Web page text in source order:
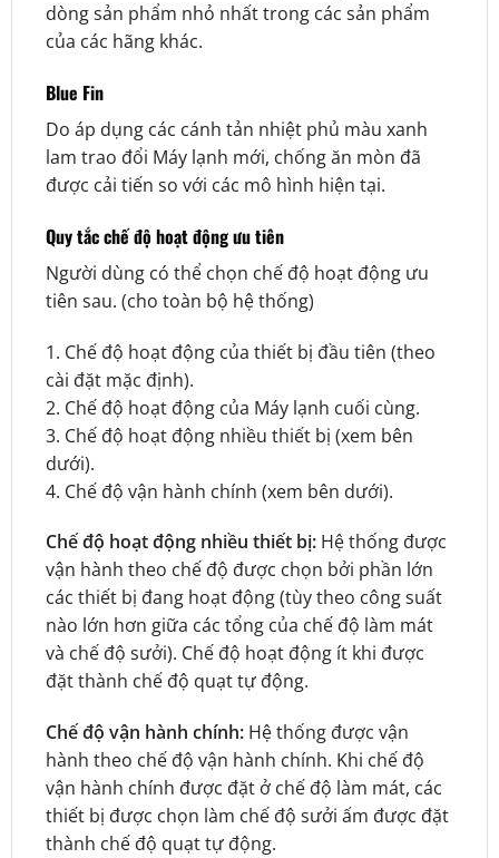
dòng sản phẩm nhỏ nhất trong các sản phẩm
của các hãng khác.
Blue Fin
Do áp dụng các cánh tản nhiệt phủ màu xanh
lam trao đổi Máy lạnh mới, chống ăn mòn đã
được cải tiến so với các mô hình hiện tại.
Quy tắc chế độ hoạt động ưu tiên
Người dùng có thể chọn chế độ hoạt động ưu
tiên sau. (cho toàn bộ hệ thống)
1. Chế độ hoạt động của thiết bị đầu tiên (theo
cài đặt mặc định).
2. Chế độ hoạt động của Máy lạnh cuối cùng.
3. Chế độ hoạt động nhiều thiết bị (xem bên
dưới).
4. Chế độ vận hành chính (xem bên dưới).
Chế độ hoạt động nhiều thiết bị:Hệ thống được
vận hành theo chế độ được chọn bởi phần lớn
các thiết bị đang hoạt động (tùy theo công suất
nào lớn hơn giữa các tổng của chế độ làm mát
và chế độ sưởi). Chế độ hoạt động ít khi được
đặt thành chế độ quạt tự động.
Chế độ vận hành chính: Hệ thống được vận
hành theo chế độ vận hành chính. Khi chế độ
vận hành chính được đặt ở chế độ làm mát, các
thiết bị được chọn làm chế độ sưởi ấm được đặt
thành chế độ quạt tự động.